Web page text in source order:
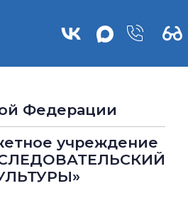
Федерации
учреждение